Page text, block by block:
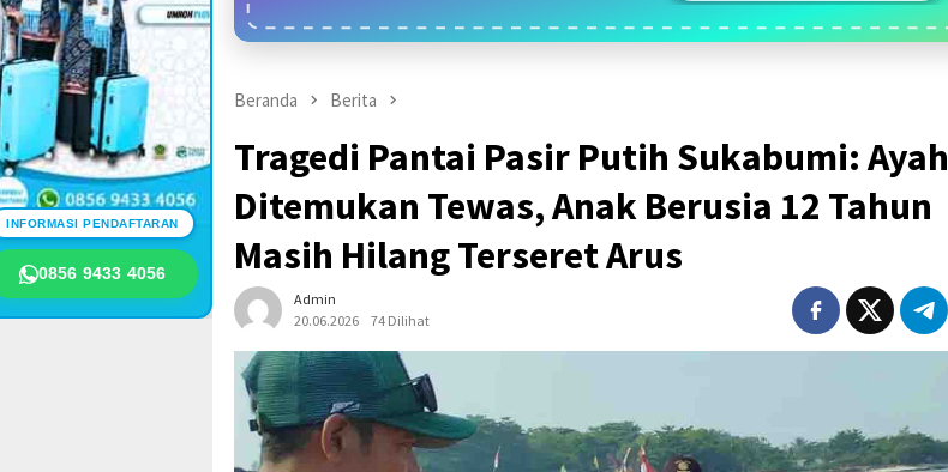
INFORMASI PENDAFTARAN
0856 9433 4056
Beranda Berita
Tragedi Pantai Pasir Putih Sukabumi: Ayah
Ditemukan Tewas, Anak Berusia 12 Tahun
Masih Hilang Terseret Arus
Admin
20.06.2026
74 Dilihat